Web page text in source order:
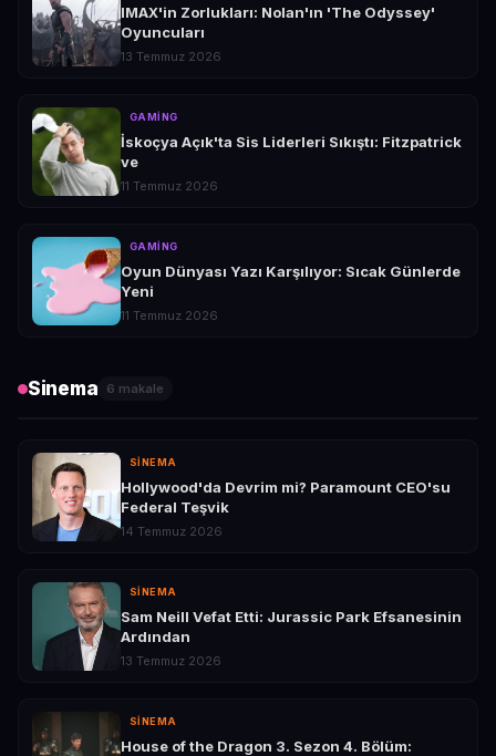
IMAX'in Zorlukları: Nolan'ın 'The Odyssey'
Oyuncuları
13 Temmuz 2026
GAMING
İskoçya Açık'ta Sis Liderleri Sıkıştı: Fitzpatrick
ve
11 Temmuz 2026
GAMING
Oyun Dünyası Yazı Karşılıyor: Sıcak Günlerde
Yeni
11 Temmuz 2026
Sinema 6 makale
SINEMA
Hollywood'da Devrim mi? Paramount CEO'su
Federal Teşvik
14 Temmuz 2026
SINEMA
Sam Neill Vefat Etti: Jurassic Park Efsanesinin
Ardından
13 Temmuz 2026
SINEMA
House of the Dragon 3. Sezon 4. Bölüm: